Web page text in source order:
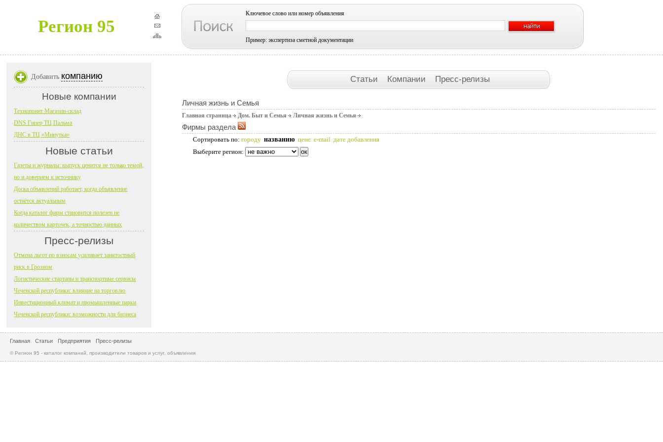
Регион 95
Ключевое слово или номер объявления
Пример: экспертиза сметной документации
Статьи Компании Пресс-релизы
Личная жизнь и Семья
Главная страница Дом. Быт и Семья Личная жизнь и Семья
Фирмы раздела
Сортировать по: городу названию цене e-mail дате добавления
Выберите регион:
Добавить компанию
Новые компании
Технопоинт Магазин-склад
DNS Гипер ТЦ Пальма
ДНС в ТЦ «Минутка»
Новые статьи
Газеты и журналы: выпуск ценится не только темой,
но и доверием к источнику
Доска объявлений работает, когда объявление
остаётся актуальным
Когда каталог фирм становится полезен не
количеством карточек, а точностью данных
Пресс-релизы
Отмена льгот по взносам усиливает занятостный
риск в Грозном
Логистические стартапы и транспортные сервисы
Чеченской республики: влияние на торговлю
Инвестиционный климат и промышленные парки
Чеченской республики: возможности для бизнеса
Главная Статьи Предприятия Пресс-релизы
© Регион 95 - каталог компаний, производители товаров и услуг, объявления